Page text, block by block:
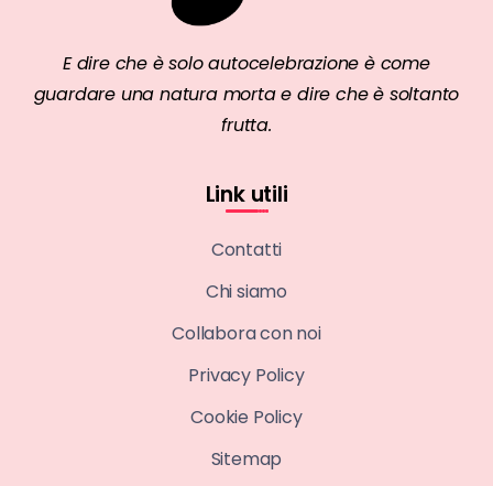
E dire che è solo autocelebrazione è come
guardare una natura morta e dire che è soltanto
frutta.
Link utili
Contatti
Chi siamo
Collabora con noi
Privacy Policy
Cookie Policy
Sitemap